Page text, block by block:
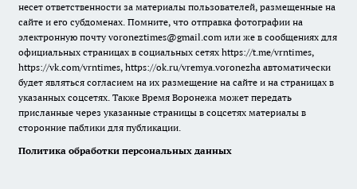
несет ответственности за материалы пользователей, размещенные на
сайте и его субдоменах. Помните, что отправка фотографии на
электронную почту voroneztimes@gmail.com или же в сообщениях для
официальных страницах в социальных сетях https://t.me/vrntimes,
https://vk.com/vrntimes, https://ok.ru/vremya.voronezha автоматически
будет являться согласием на их размещение на сайте и на страницах в
указанных соцсетях. Также Время Воронежа может передать
присланные через указанные страницы в соцсетях материалы в
сторонние паблики для публикации.
Политика обработки персональных данных